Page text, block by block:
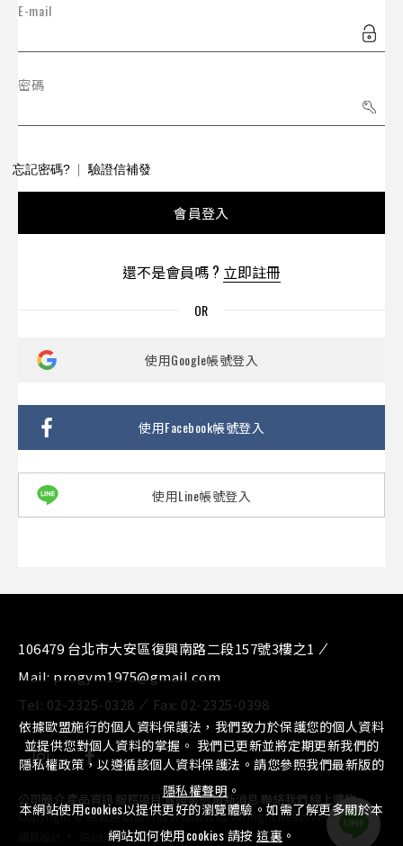
E-mail
密碼
忘記密碼? 驗證信補發
會員登入
還不是會員嗎 ? 立即註冊
使用Google帳號登入
使用Facebook帳號登入
使用Line帳號登入
106479 台北市大安區復興南路二段157號3樓之1
Mail: progym1975@gmail.com
Tel: 02-2325-0328 Fax: 02-2325-0398
公司簡介產品資訊 服務項目⁄實績案例⁄最新消息 聯絡我們 線上購物
Copyright © 惠友運動器材股份有限公司. All Right Reserved.
依據歐盟施行的個人資料保護法，我們致力於保護您的個人資料
並提供您對個人資料的掌握。 我們已更新並將定期更新我們的
隱私權政策，以遵循該個人資料保護法。請您參照我們最新版的
隱私權聲明 。
本網站使用cookies以提供更好的瀏覽體驗。如需了解更多關於本
網站如何使用cookies 請按 這裏 。